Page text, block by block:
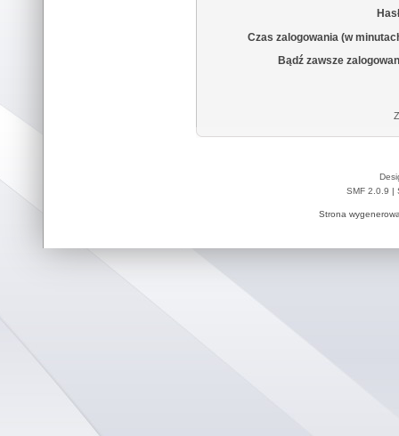
Czas zalogowania (w
Bądź zawsze
SMF 2.0.9
Strona